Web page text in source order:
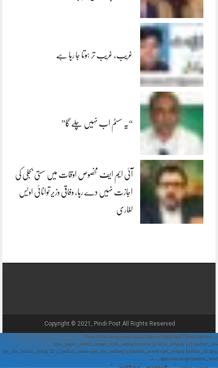
غریب، غریب تر ہوتا جا رہا ہے
“یہ سسٹم اب نہیں چلے گا”
آئی ایم ایف مخصوص اوقات میں سستی بجلی کی
اجازت نہیں دے رہا، وفاقی وزیر توانائی اویس
لغاری
Copyright © 2021, Pindi Post All Rights Reserved.
// Show Author Image with Author Name in UrduPaper Theme function
urdu_paper_author_image_with_name($content) { if (is_single()) { $author_id =
get_the_author_meta('ID'); $author_name = get_the_author(); $author_avatar = get_avatar($author_id, 48);
// 48px size image $author_html = '